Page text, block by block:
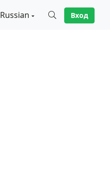
Russian Вход